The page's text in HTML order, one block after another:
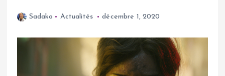
Sadako Actualités décembre 1, 2020